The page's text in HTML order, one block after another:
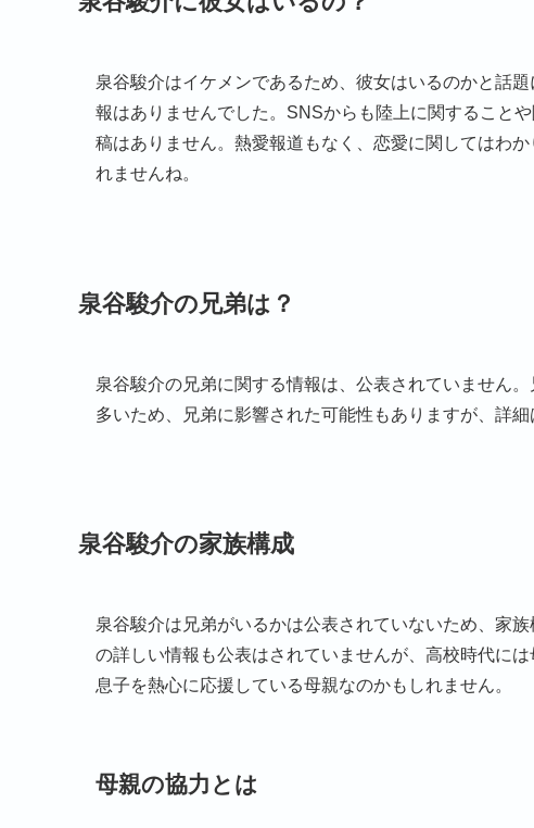
泉谷駿介はイケメンであるため、彼女はいるのかと話
報はありませんでした。SNSからも陸上に関すること
稿はありません。熱愛報道もなく、恋愛に関してはわ
れませんね。
泉谷駿介の兄弟は？
泉谷駿介の兄弟に関する情報は、公表されていません
多いため、兄弟に影響された可能性もありますが、詳細
泉谷駿介の家族構成
泉谷駿介は兄弟がいるかは公表されていないため、家
の詳しい情報も公表はされていませんが、高校時代に
息子を熱心に応援している母親なのかもしれません。
母親の協力とは